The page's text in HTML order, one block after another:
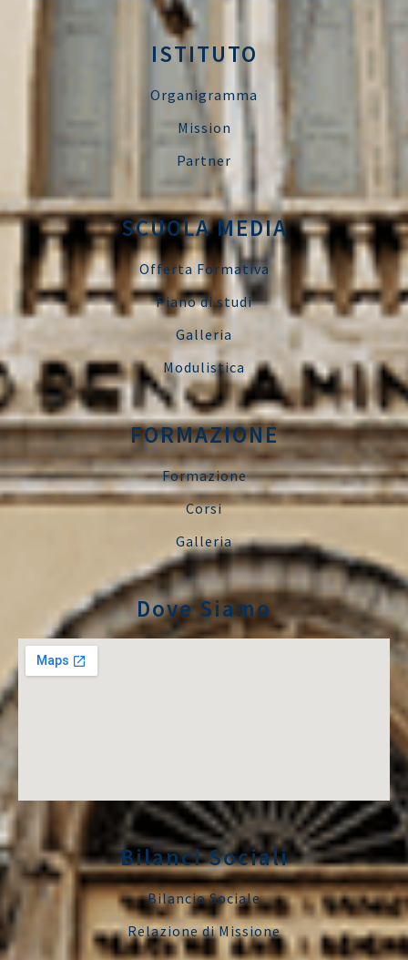
ISTITUTO
Organigramma
Mission
Partner
SCUOLA MEDIA
Offerta Formativa
Piano di studi
Galleria
Modulistica
FORMAZIONE
Formazione
Corsi
Galleria
Dove Siamo
Bilanci Sociali
Bilancio Sociale
Relazione di Missione